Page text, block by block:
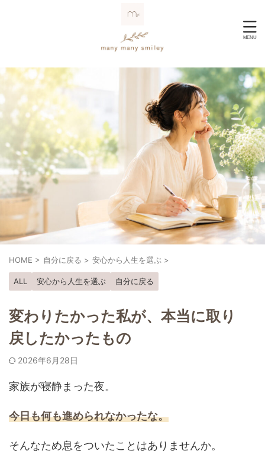
HOME > 自分に戻る > 安心から人生を選ぶ >
ALL 安心から人生を選ぶ 自分に戻る
変わりたかった私が、本当に取り
戻したかったもの
2026年6月28日
家族が寝静まった夜。
今日も何も進められなかったな。
そんなため息をついたことはありませんか。